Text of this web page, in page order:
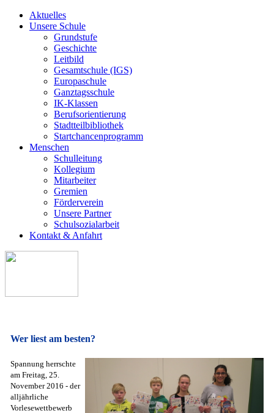
Aktuelles
Unsere Schule
Grundstufe
Geschichte
Leitbild
Gesamtschule (IGS)
Europaschule
Ganztagsschule
IK-Klassen
Berufsorientierung
Stadtteilbibliothek
Startchancenprogramm
Menschen
Schulleitung
Kollegium
Mitarbeiter
Gremien
Förderverein
Unsere Partner
Schulsozialarbeit
Kontakt & Anfahrt
Wer liest am besten?
Spannung herrschte
am Freitag, 25.
November 2016 - der
alljährliche
Vorlesewettbewerb